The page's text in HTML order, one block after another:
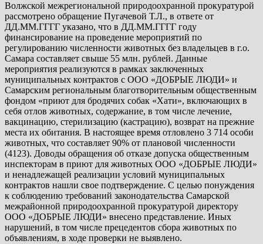
Волжской межрегиональной природоохранной прокуратурой
рассмотрено обращение Пугачевой Т.Л., в ответе от
ДД.ММ.ГГГГ указано, что в ДД.ММ.ГГГГ году
финансирование на проведение мероприятий по
регулированию численности животных без владельцев в г.о.
Самара составляет свыше 55 млн. рублей. Данные
мероприятия реализуются в рамках заключенных
муниципальных контрактов с ООО «ДОБРЫЕ ЛЮДИ» и
Самарским региональным благотворительным общественным
фондом «приют для бродячих собак «Хати», включающих в
себя отлов животных, содержание, в том числе лечение,
вакцинацию, стерилизацию (кастрацию), возврат на прежние
места их обитания. В настоящее время отловлено 3 714 особи
животных, что составляет 90% от плановой численности
(4123). Доводы обращения об отказе допуска общественным
инспекторам в приют для животных ООО «ДОБРЫЕ ЛЮДИ»
и ненадлежащей реализации условий муниципальных
контрактов нашли свое подтверждение. С целью понуждения
к соблюдению требований законодательства Самарской
межрайонной природоохранной прокуратурой директору
ООО «ДОБРЫЕ ЛЮДИ» внесено представление. Иных
нарушений, в том числе прецедентов сбора животных по
объявлениям, в ходе проверки не выявлено.